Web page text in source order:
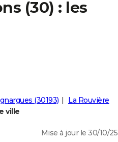
(30) : les
(30193)
La Rouvière
ville
Mise à jour le 30/10/25